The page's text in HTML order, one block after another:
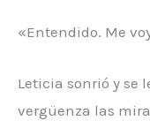
«Entendido. Me
Leticia sonrió y se
vergüenza las